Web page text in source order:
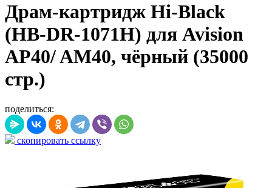
Драм-картридж Hi-Black
(HB-DR-1071H) для Avision
AP40/ AM40, чёрный (35000
стр.)
поделиться:
скопировать ссылку